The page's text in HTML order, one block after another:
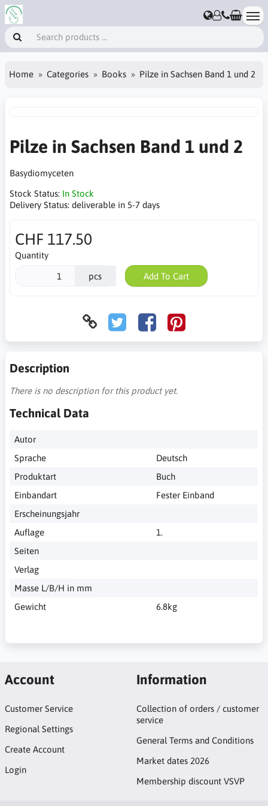
Home Categories Books Pilze in Sachsen Band 1 und 2
Pilze in Sachsen Band 1 und 2
Basydiomyceten
Stock Status: In Stock
Delivery Status: deliverable in 5-7 days
CHF 117.50
Quantity
pcs Add To Cart
Description
There is no description for this product yet.
Technical Data
Autor
Sprache
Deutsch
Produktart
Buch
Einbandart
Fester Einband
Erscheinungsjahr
Auflage
1.
Seiten
Verlag
Masse L/B/H in mm
Gewicht
6.8kg
Account
Customer Service
Regional Settings
Create Account
Login
Information
Collection of orders / customer
service
General Terms and Conditions
Market dates 2026
Membership discount VSVP